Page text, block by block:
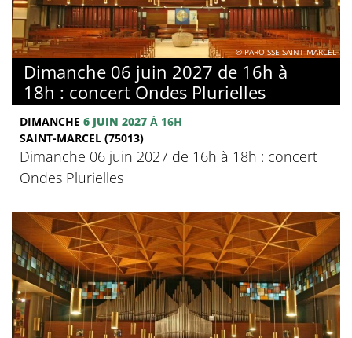
© PAROISSE SAINT MARCEL
Dimanche 06 juin 2027 de 16h à
18h : concert Ondes Plurielles
DIMANCHE 6 JUIN 2027 À 16H
SAINT-MARCEL (75013)
Dimanche 06 juin 2027 de 16h à 18h : concert
Ondes Plurielles